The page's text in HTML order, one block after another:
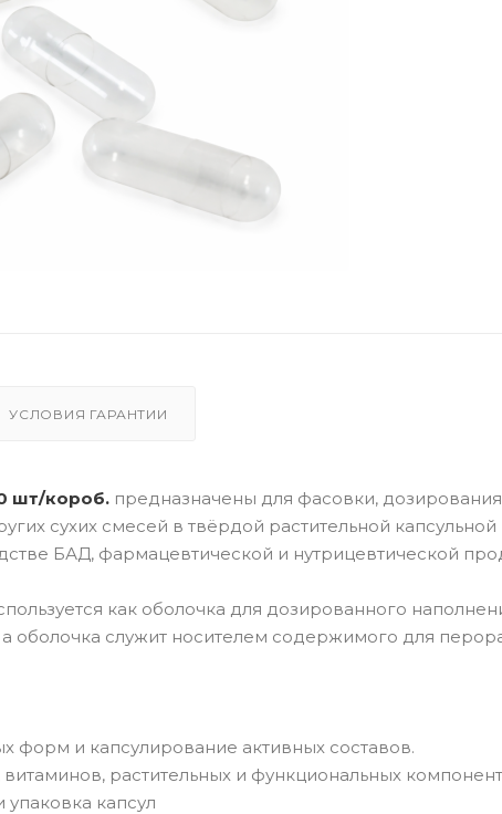
УСЛОВИЯ ГАРАНТИИ
шт/короб. предназначены для фасовки,
сухих смесей в твёрдой растительной капсульной
БАД, фармацевтической и нутрицевтической
как оболочка для дозированного
оболочка служит носителем содержимого для
форм и капсулирование активных составов.
растительных и функциональных
капсул